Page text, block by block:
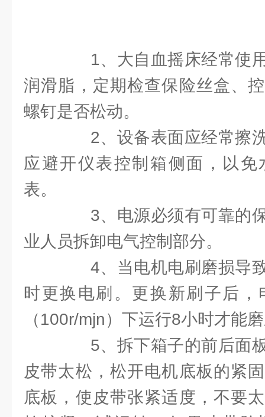
1、大自血摇床经常使用
润滑脂，定期检查保险丝盒、
螺钉是否松动。
2、设备表面应经常擦洗
应避开仪表控制箱侧面，以
表。
3、电源必须有可靠的保
业人员拆卸电气控制部分。
4、当电机电刷磨损导致
时更换电刷。更换新刷子后
（100r/mjn）下运行8小时才能
5、拆下箱子的前后面板
皮带太松，松开电机底板的紧
底板，使皮带张紧适度，不要